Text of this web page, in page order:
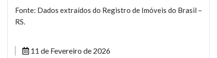
Fonte: Dados extraídos do Registro de Imóveis do Brasil –
RS.
11 de Fevereiro de 2026